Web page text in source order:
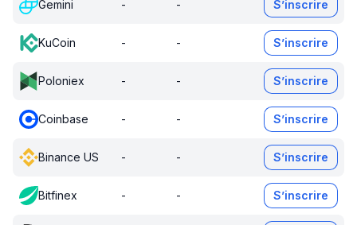
Gemini - - S’inscrire
KuCoin - - S’inscrire
Poloniex - - S’inscrire
Coinbase - - S’inscrire
Binance US - - S’inscrire
Bitfinex - - S’inscrire